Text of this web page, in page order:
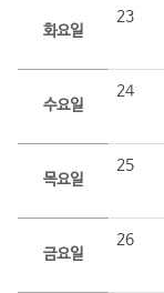
화요일
23
수요일
24
목요일
25
금요일
26